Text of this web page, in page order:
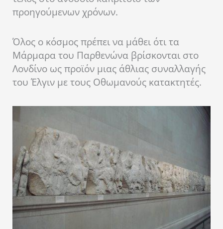
προηγούμενων χρόνων.
Όλος ο κόσμος πρέπει να μάθει ότι τα
Μάρμαρα του Παρθενώνα βρίσκονται στο
Λονδίνο ως προϊόν μιας άθλιας συναλλαγής
του Έλγιν με τους Οθωμανούς κατακτητές.